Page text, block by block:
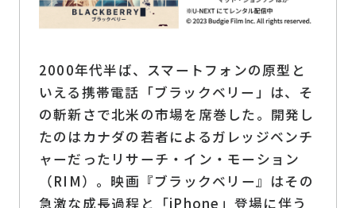
2000年代半ば、スマートフォンの原型と
いえる携帯電話「ブラックベリー」は、そ
の斬新さで北米の市場を席巻した。開発し
たのはカナダの若者によるガレッジベンチ
ャーだったリサーチ・イン・モーション
（RIM）。映画『ブラックベリー』はその
急激な成長過程と「iPhone」登場に伴う